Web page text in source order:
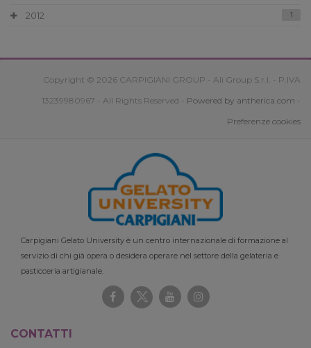
2012 1
Copyright © 2026 CARPIGIANI GROUP - Ali Group S.r.l. - P.IVA
13239980967 - All Rights Reserved - Powered by antherica.com -
Preferenze cookies
Carpigiani Gelato University è un centro internazionale di formazione al
servizio di chi già opera o desidera operare nel settore della gelateria e
pasticceria artigianale.
CONTATTI